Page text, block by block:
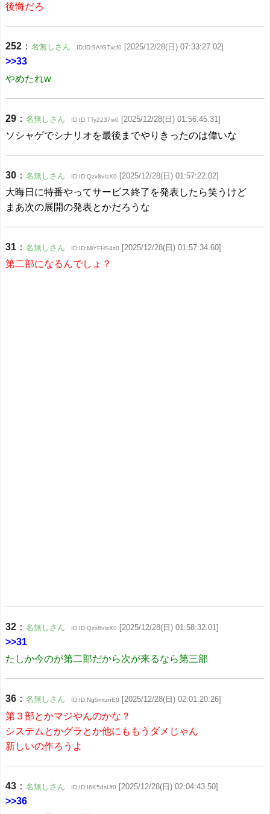
後悔だろ
252 ： 名無しさん ID:ID:9AfGTxcf0 [2025/12/28(日) 07:33:27.02]
>>33
やめたれw
29 ： 名無しさん ID:ID:TTy2237w0 [2025/12/28(日) 01:56:45.31]
ソシャゲでシナリオを最後までやりきったのは偉いな
30 ： 名無しさん ID:ID:Qzx8vIzX0 [2025/12/28(日) 01:57:22.02]
大晦日に特番やってサービス終了を発表したら笑うけど
まあ次の展開の発表とかだろうな
31 ： 名無しさん ID:ID:MiYFHS4s0 [2025/12/28(日) 01:57:34.60]
第二部になるんでしょ？
32 ： 名無しさん ID:ID:Qzx8vIzX0 [2025/12/28(日) 01:58:32.01]
>>31
たしか今のが第二部だから次が来るなら第三部
36 ： 名無しさん ID:ID:Ng5mtznE0 [2025/12/28(日) 02:01:20.26]
第３部とかマジやんのかな？
システムとかグラとか他にももうダメじゃん
新しいの作ろうよ
43 ： 名無しさん ID:ID:I6K5dsUf0 [2025/12/28(日) 02:04:43.50]
>>36